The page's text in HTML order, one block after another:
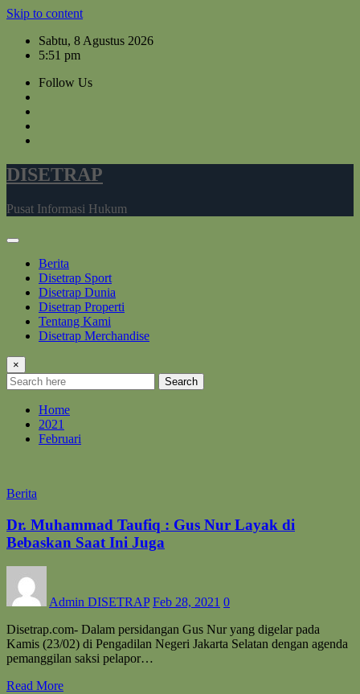
Skip to content
Sabtu, 8 Agustus 2026
5:51 pm
Follow Us
DISETRAP
Pusat Informasi Hukum
Berita
Disetrap Sport
Disetrap Dunia
Disetrap Properti
Tentang Kami
Disetrap Merchandise
×
Search
Home
2021
Februari
Berita
Dr. Muhammad Taufiq : Gus Nur Layak di
Bebaskan Saat Ini Juga
Admin DISETRAP Feb 28, 2021 0
Disetrap.com- Dalam persidangan Gus Nur yang digelar pada
Kamis (23/02) di Pengadilan Negeri Jakarta Selatan dengan agenda
pemanggilan saksi pelapor…
Read More